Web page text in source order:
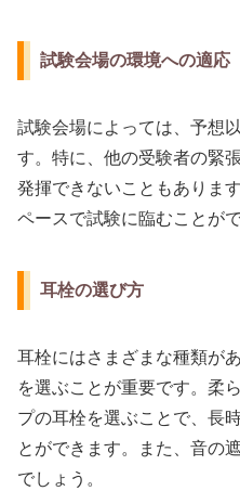
試験会場の環境への適応
試験会場によっては、予想
す。特に、他の受験者の緊
発揮できないこともありま
ペースで試験に臨むことが
耳栓の選び方
耳栓にはさまざまな種類が
を選ぶことが重要です。柔
プの耳栓を選ぶことで、長
とができます。また、音の
でしょう。